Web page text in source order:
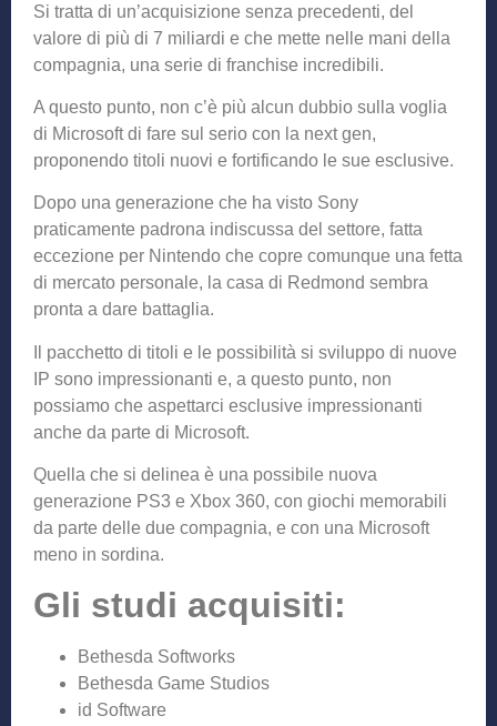
Si tratta di un’acquisizione senza precedenti, del
valore di più di 7 miliardi e che mette nelle mani della
compagnia, una serie di franchise incredibili.
A questo punto, non c’è più alcun dubbio sulla voglia
di Microsoft di fare sul serio con la next gen,
proponendo titoli nuovi e fortificando le sue esclusive.
Dopo una generazione che ha visto Sony
praticamente padrona indiscussa del settore, fatta
eccezione per Nintendo che copre comunque una fetta
di mercato personale, la casa di Redmond sembra
pronta a dare battaglia.
Il pacchetto di titoli e le possibilità si sviluppo di nuove
IP sono impressionanti e, a questo punto, non
possiamo che aspettarci esclusive impressionanti
anche da parte di Microsoft.
Quella che si delinea è una possibile nuova
generazione PS3 e Xbox 360, con giochi memorabili
da parte delle due compagnia, e con una Microsoft
meno in sordina.
Gli studi acquisiti:
Bethesda Softworks
Bethesda Game Studios
id Software